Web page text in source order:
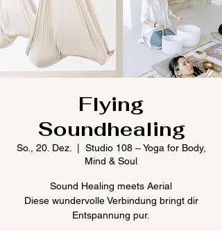
Flying
Soundhealing
So., 20. Dez.
  |
Studio 108 – Yoga for Body,
Mind & Soul
Sound Healing meets Aerial
Diese wundervolle Verbindung bringt dir
Entspannung pur.